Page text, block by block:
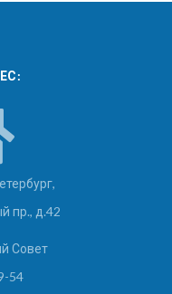
пр., д.42
Совет
54